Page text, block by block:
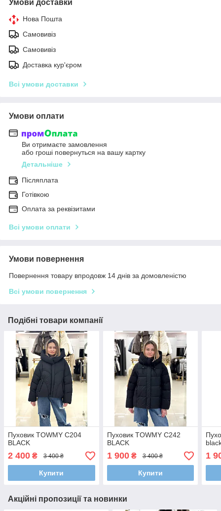
Умови доставки
Нова Пошта
Самовивіз
Самовивіз
Доставка кур'єром
Всі умови доставки
Умови оплати
Ви отримаєте замовлення
або гроші повернуться на вашу картку
Детальніше
Післяплата
Готівкою
Оплата за реквізитами
Всі умови оплати
Умови повернення
Повернення товару впродовж 14 днів за домовленістю
Всі умови повернення
Подібні товари компанії
Пуховик TOWMY C204
BLACK
2 400 ₴ 3 400 ₴
Купити
Пуховик TOWMY C242
BLACK
1 900₴ 3 400 ₴
Купити
1
Акційні пропозиції та новинки